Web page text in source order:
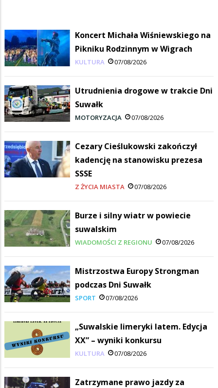
Koncert Michała Wiśniewskiego na
Pikniku Rodzinnym w Wigrach
KULTURA 07/08/2026
Utrudnienia drogowe w trakcie Dni
Suwałk
MOTORYZACJA 07/08/2026
Cezary Cieślukowski zakończył
kadencję na stanowisku prezesa
SSSE
Z ŻYCIA MIASTA 07/08/2026
Burze i silny wiatr w powiecie
suwalskim
WIADOMOŚCI Z REGIONU 07/08/2026
Mistrzostwa Europy Strongman
podczas Dni Suwałk
SPORT 07/08/2026
„Suwalskie limeryki latem. Edycja
XX” – wyniki konkursu
KULTURA 07/08/2026
Zatrzymane prawo jazdy za